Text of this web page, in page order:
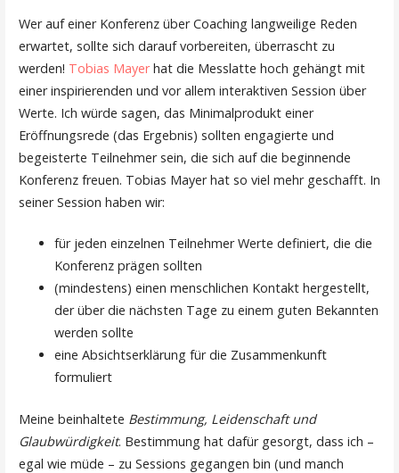
Wer auf einer Konferenz über Coaching langweilige Reden
erwartet, sollte sich darauf vorbereiten, überrascht zu
werden! Tobias Mayerhat die Messlatte hoch gehängt mit
einer inspirierenden und vor allem interaktiven Session über
Werte. Ich würde sagen, das Minimalprodukt einer
Eröffnungsrede (das Ergebnis) sollten engagierte und
begeisterte Teilnehmer sein, die sich auf die beginnende
Konferenz freuen. Tobias Mayer hat so viel mehr geschafft. In
seiner Session haben wir:
für jeden einzelnen Teilnehmer Werte definiert, die die
Konferenz prägen sollten
(mindestens) einen menschlichen Kontakt hergestellt,
der über die nächsten Tage zu einem guten Bekannten
werden sollte
eine Absichtserklärung für die Zusammenkunft
formuliert
Meine beinhaltete Bestimmung, Leidenschaft und
Glaubwürdigkeit. Bestimmung hat dafür gesorgt, dass ich –
egal wie müde – zu Sessions gegangen bin (und manch